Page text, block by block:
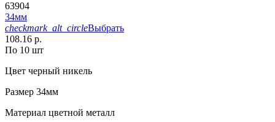
63904
34мм
checkmark_alt_circleВыбрать
108.16 р.
По 10 шт
Цвет черный никель
Размер 34мм
Материал цветной металл